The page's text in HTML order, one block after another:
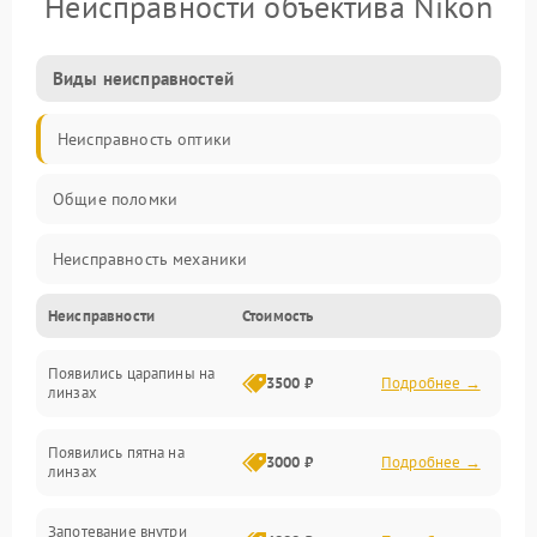
Виды неисправностей
Неисправность оптики
Общие поломки
Неисправность механики
Неисправность электроники (если объектив с мотором/
Прочие неисправности
Неисправности Стоимость
Появились царапины на
линзах
3500 ₽ Подробнее →
Появились пятна на
линзах
3000 ₽ Подробнее →
Запотевание внутри